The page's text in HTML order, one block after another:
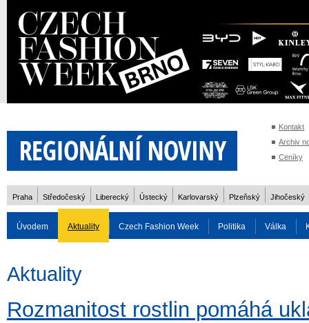
Kontakt
Archiv
Ceníky
Praha Středočeský Liberecký Ústecký Karlovarský Plzeňský Jihočeský
Úvodem Aktuality Czech Fashion Week Politika Válka
Aktuality
Rozmanitost rostlin pomáhá